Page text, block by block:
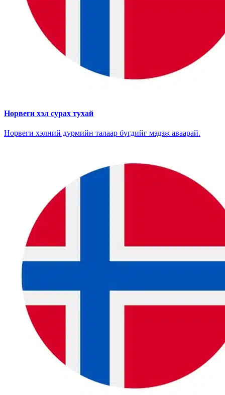
Норвеги хэл сурах тухай
Норвеги хэлний дүрмийн талаар бүгдийг мэдэж аваарай.